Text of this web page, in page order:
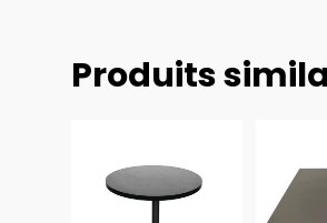
Produits